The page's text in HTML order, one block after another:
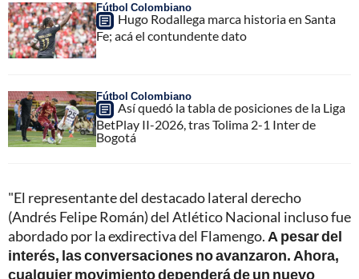
Fútbol Colombiano
Hugo Rodallega marca historia en Santa
Fe; acá el contundente dato
Fútbol Colombiano
Así quedó la tabla de posiciones de la Liga
BetPlay II-2026, tras Tolima 2-1 Inter de
Bogotá
"El representante del destacado lateral derecho
(Andrés Felipe Román) del Atlético Nacional incluso fue
abordado por la exdirectiva del Flamengo. A pesar del
interés, las conversaciones no avanzaron. Ahora,
cualquier movimiento dependerá de un nuevo